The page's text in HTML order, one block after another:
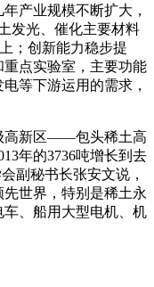
产业规模不断扩大，
发光、催化主要材料
；创新能力稳步提
点实验室，主要功能
等下游运用的需求，
高新区——包头稀土高
年的3736吨增长到去
副秘书长张安文说，
世界，特别是稀土永
、船用大型电机、机